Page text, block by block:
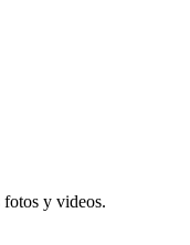
fotos y videos.